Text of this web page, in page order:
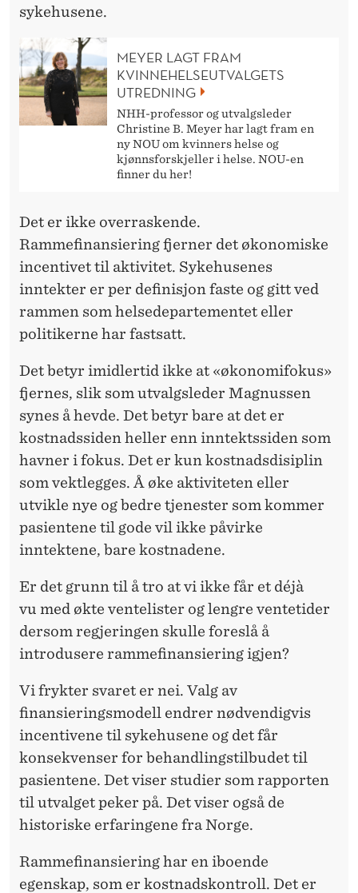
sykehusene.
MEYER LAGT FRAM
KVINNEHELSEUTVALGETS
UTREDNING
NHH-professor og utvalgsleder
Christine B. Meyer har lagt fram en
ny NOU om kvinners helse og
kjønnsforskjeller i helse. NOU-en
finner du her!
Det er ikke overraskende.
Rammefinansiering fjerner det økonomiske
incentivet til aktivitet. Sykehusenes
inntekter er per definisjon faste og gitt ved
rammen som helsedepartementet eller
politikerne har fastsatt.
Det betyr imidlertid ikke at «økonomifokus»
fjernes, slik som utvalgsleder Magnussen
synes å hevde. Det betyr bare at det er
kostnadssiden heller enn inntektssiden som
havner i fokus. Det er kun kostnadsdisiplin
som vektlegges. Å øke aktiviteten eller
utvikle nye og bedre tjenester som kommer
pasientene til gode vil ikke påvirke
inntektene, bare kostnadene.
Er det grunn til å tro at vi ikke får et déjà
vu med økte ventelister og lengre ventetider
dersom regjeringen skulle foreslå å
introdusere rammefinansiering igjen?
Vi frykter svaret er nei. Valg av
finansieringsmodell endrer nødvendigvis
incentivene til sykehusene og det får
konsekvenser for behandlingstilbudet til
pasientene. Det viser studier som rapporten
til utvalget peker på. Det viser også de
historiske erfaringene fra Norge.
Rammefinansiering har en iboende
egenskap, som er kostnadskontroll. Det er